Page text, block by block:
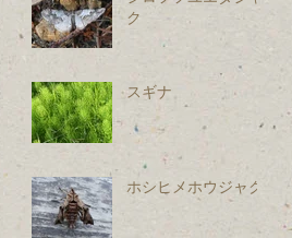
ク
スギナ
ホシヒメホウジャク